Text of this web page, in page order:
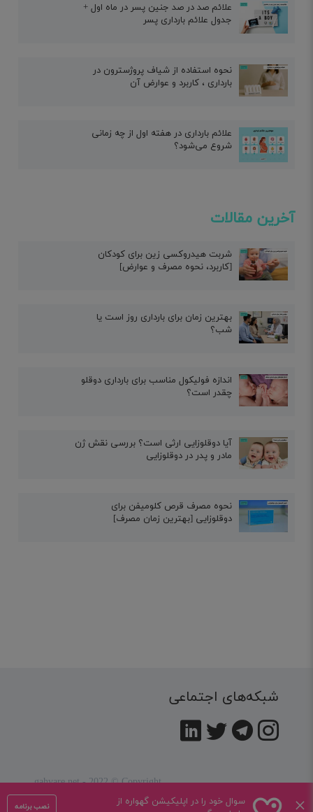
علائم صد در صد جنین پسر در ماه اول +
جدول علائم بارداری پسر
نحوه استفاده از شیاف پروژسترون در
بارداری ، کاربرد و عوارض آن
علائم بارداری در هفته اول از چه زمانی
شروع می‌شود؟
آخرین مقالات
شربت هیدروکسی زین برای کودکان
[کاربرد، نحوه مصرف و عوارض]
بهترین زمان برای بارداری روز است یا
شب؟
اندازه فولیکول مناسب برای بارداری دوقلو
چقدر است؟
آیا دوقلوزایی ارثی است؟ بررسی نقش ژن
مادر و پدر در دوقلوزایی
نحوه مصرف قرص کلومیفن برای
دوقلوزایی [بهترین زمان مصرف]
نصب برنامه
سوال خود را در اپلیکیشن گهواره از
شبکه‌های اجتماعی
gahvare.net - 2022 © Copyright
کلیه حقوق این سایت متعلق بهشرکت همیار تربیت کودک